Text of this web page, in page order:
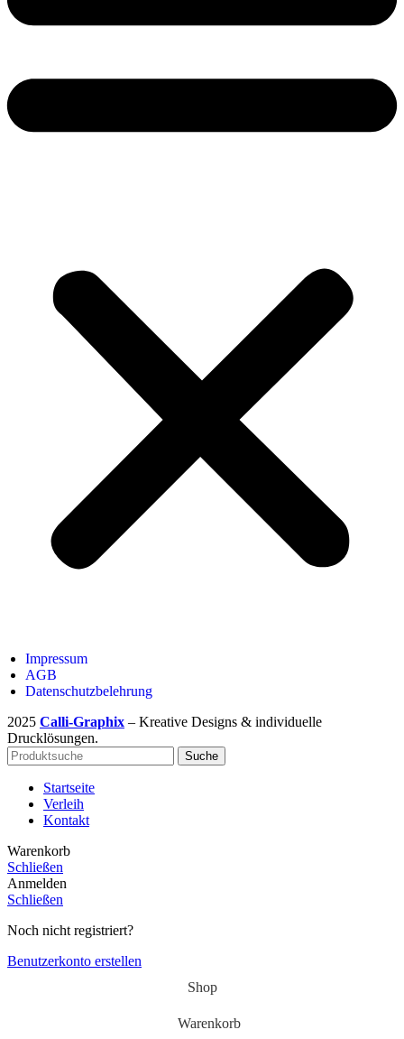
Impressum
AGB
Datenschutzbelehrung
2025 Calli-Graphix – Kreative Designs & individuelle
Drucklösungen.
Suche
Startseite
Verleih
Kontakt
Warenkorb
Schließen
Anmelden
Schließen
Noch nicht registriert?
Benutzerkonto erstellen
Shop
Warenkorb